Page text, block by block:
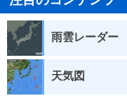
雨雲レーダー
天気図